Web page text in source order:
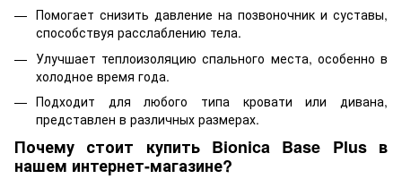
Помогает снизить давление на позвоночник и суставы,
способствуя расслаблению тела.
Улучшает теплоизоляцию спального места, особенно в
холодное время года.
Подходит для любого типа кровати или дивана,
представлен в различных размерах.
Почему стоит купить Bionica Base Plus в
нашем интернет-магазине?